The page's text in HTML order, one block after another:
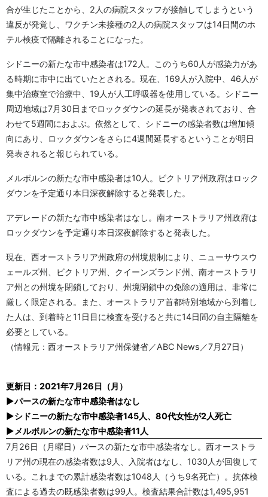
合が生じたことから、2人の病院スタッフが接触してしまうという
違反が発覚し、ワクチン未接種の2人の病院スタッフは14日間のホ
テル検疫で隔離されることになった。
シドニーの新たな市中感染者は172人。このうち60人が感染力があ
る時期に市中に出ていたとされる。現在、169人が入院中、46人が
集中治療室で治療中、19人が人工呼吸器を使用している。シドニー
周辺地域は7月30日までロックダウンの延長が発表されており、合
わせて5週間におよぶ。依然として、シドニーの感染者数は増加傾
向にあり、ロックダウンをさらに4週間延長するということが明日
発表されると報じられている。
メルボルンの新たな市中感染者は10人。ビクトリア州政府はロック
ダウンを予定通り本日深夜解除すると発表した。
アデレードの新たな市中感染者はなし。南オーストラリア州政府は
ロックダウンを予定通り本日深夜解除すると発表した。
現在、西オーストラリア州政府の州境規制により、ニューサウスウ
ェールズ州、ビクトリア州、クイーンズランド州、南オーストラリ
ア州との州境を閉鎖しており、州境閉鎖中の免除の適用は、非常に
厳しく限定される。また、オーストラリア首都特別地域から到着し
た人は、到着時と11日目に検査を受けると共に14日間の自主隔離を
必要としている。
（情報元：西オーストラリア州保健省／ABC News／7月27日）
更新日：2021年7月26日（月）
▶パースの新たな市中感染者はなし
▶シドニーの新たな市中感染者145人、80代女性が2人死亡
▶メルボルンの新たな市中感染者11人
7月26日（月曜日）パースの新たな市中感染者なし。西オーストラ
リア州の現在の感染者数は9人、入院者はなし、1030人が回復して
いる。これまでの累計感染者数は1048人（うち9名死亡）。抗体検
査による過去の既感染者数は99人。検査結果合計数は1,495,951